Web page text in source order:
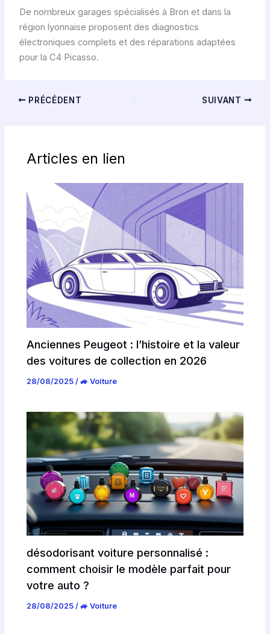
De nombreux garages spécialisés à Bron et dans la
région lyonnaise proposent des diagnostics
électroniques complets et des réparations adaptées
pour la C4 Picasso.
PRÉCÉDENT SUIVANT
Articles en lien
Anciennes Peugeot : l’histoire et la valeur
des voitures de collection en 2026
28/08/2025/🚙 Voiture
désodorisant voiture personnalisé :
comment choisir le modèle parfait pour
votre auto ?
28/08/2025/🚙 Voiture